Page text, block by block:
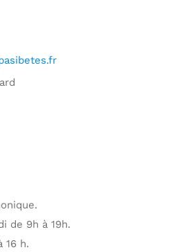
de 9h à 19h.
16 h.